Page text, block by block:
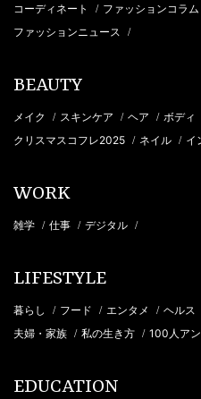
コーディネート / ファッションコラム
ファッションニュース /
BEAUTY
メイク / スキンケア / ヘア / ボディ
クリスマスコフレ2025 / ネイル / イ
WORK
雑学 / 仕事 / デジタル /
LIFESTYLE
暮らし / フード / エンタメ / ヘルス
夫婦・家族 / 私の生き方 / 100人ア
EDUCATION